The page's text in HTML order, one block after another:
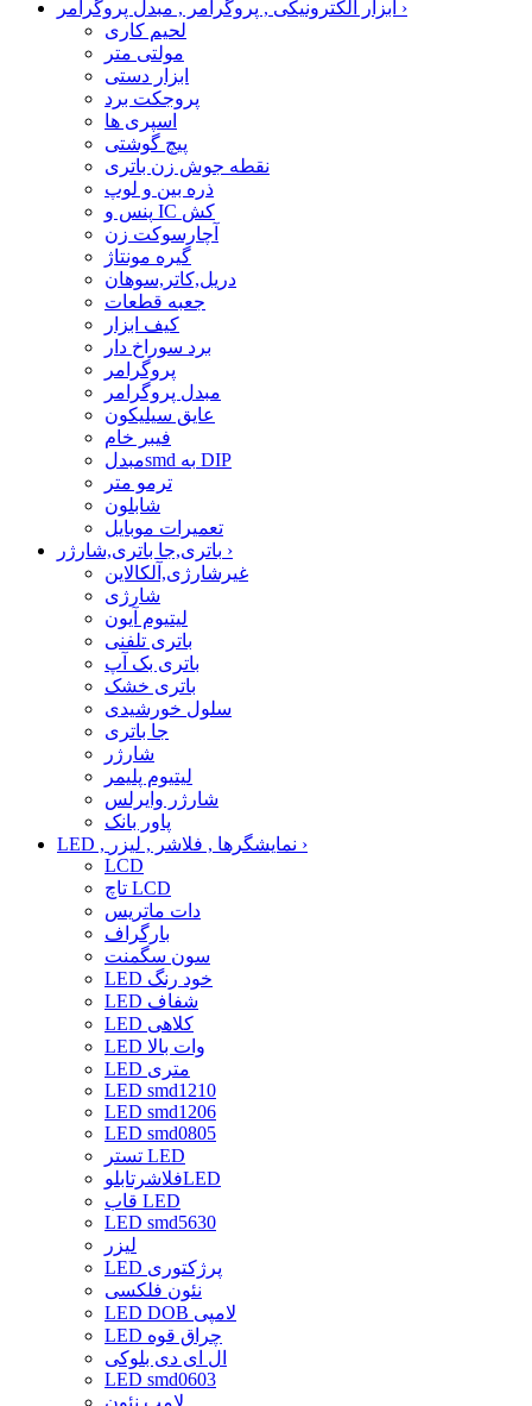
›
لحیم کاری
مولتی متر
ابزار دستی
پروجکت برد
اسپری ها
پیچ گوشتی
نقطه جوش زن باتری
ذره بین و لوپ
پنس و IC کش
آچارسوکت زن
گیره مونتاژ
دریل,کاتر,سوهان
جعبه قطعات
کیف ابزار
برد سوراخ دار
پروگرامر
مبدل پروگرامر
عایق سیلیکون
فیبر خام
مبدلsmd به DIP
ترمو متر
شابلون
تعمیرات موبایل
›
غیرشارژی,آلکالاین
شارژی
لیتیوم آیون
باتری تلفنی
باتری بک آپ
باتری خشک
سلول خورشیدی
جا باتری
شارژر
لیتیوم پلیمر
شارژر وایرلس
پاور بانک
›
LCD
تاچ LCD
دات ماتریس
بارگراف
سون سگمنت
LED خود رنگ
LED شفاف
LED کلاهی
LED وات بالا
LED متری
LED smd1210
LED smd1206
LED smd0805
تستر LED
فلاشرتابلوLED
قاب LED
LED smd5630
لیزر
LED پرژکتوری
نئون فلکسی
LED DOB لامپی
LED چراق قوه
ال ای دی بلوکی
LED smd0603